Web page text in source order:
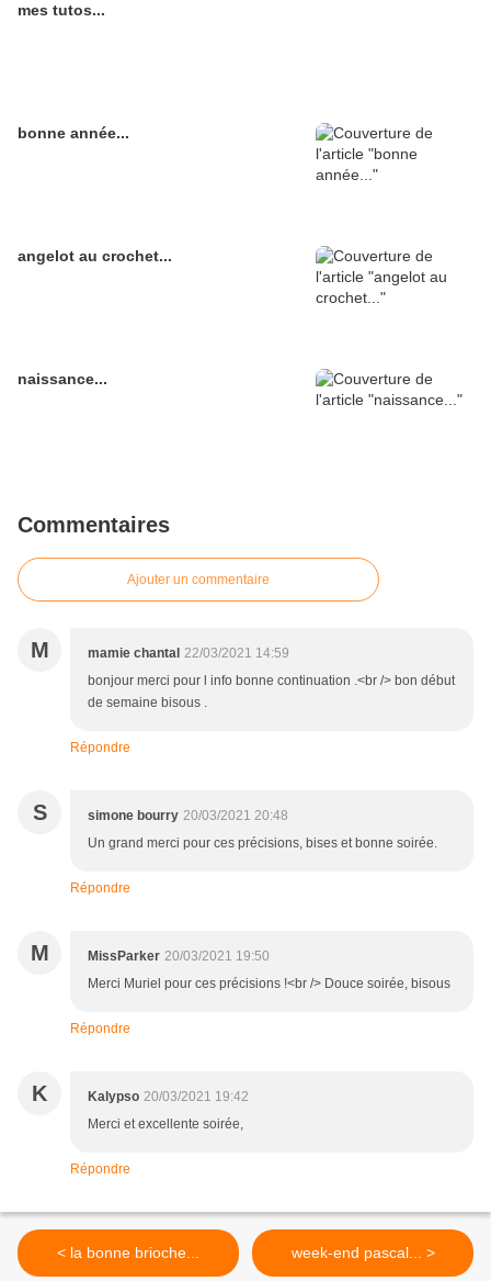
mes tutos...
bonne année...
angelot au crochet...
naissance...
Commentaires
Ajouter un commentaire
M mamie chantal 22/03/2021 14:59
bonjour merci pour l info bonne continuation .<br /> bon début
de semaine bisous .
Répondre
S simone bourry 20/03/2021 20:48
Un grand merci pour ces précisions, bises et bonne soirée.
Répondre
M MissParker 20/03/2021 19:50
Merci Muriel pour ces précisions !<br /> Douce soirée, bisous
Répondre
K Kalypso 20/03/2021 19:42
Merci et excellente soirée,
Répondre
< la bonne brioche... week-end pascal... >